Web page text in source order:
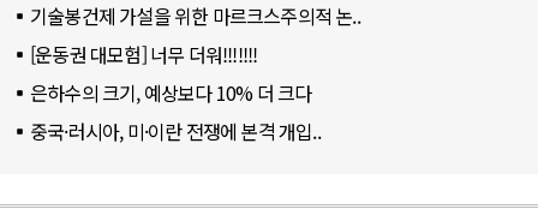
기술봉건제 가설을 위한 마르크스주의적 논..
[운동권 대모험] 너무 더워!!!!!!!
은하수의 크기, 예상보다 10% 더 크다
중국·러시아, 미·이란 전쟁에 본격 개입..